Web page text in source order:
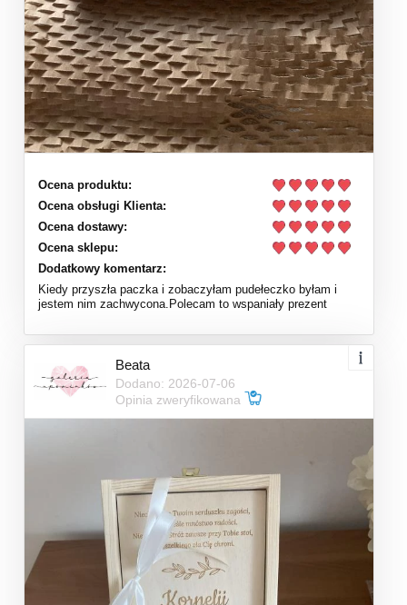
Ocena produktu:
Ocena obsługi Klienta:
Ocena dostawy:
Ocena sklepu:
Dodatkowy komentarz:
Kiedy przyszła paczka i zobaczyłam pudełeczko byłam i
jestem nim zachwycona.Polecam to wspaniały prezent
Beata
Dodano: 2026-07-06
Opinia zweryfikowana